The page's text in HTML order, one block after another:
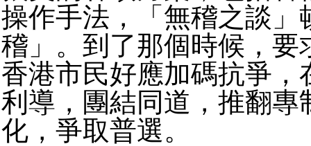
操作手法，「無稽之談」
稽」。到了那個時候，要
香港市民好應加碼抗爭，
利導，團結同道，推翻專
化，爭取普選。